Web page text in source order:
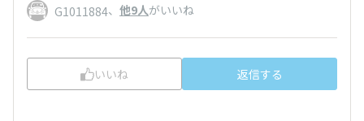
G1011884、 他9人がいいね
いいね 返信する